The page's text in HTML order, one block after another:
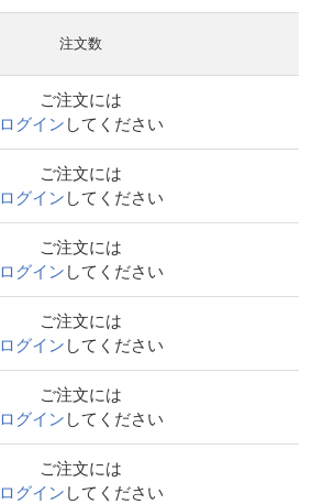
注文数
ご注文には
ログイン してください
ご注文には
ログイン してください
ご注文には
ログイン してください
ご注文には
ログイン してください
ご注文には
ログイン してください
ご注文には
ログイン してください